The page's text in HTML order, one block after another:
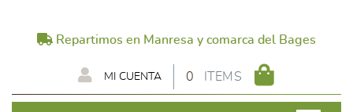
Repartimos en Manresa y comarca del Bages
0 ITEMS
MI CUENTA